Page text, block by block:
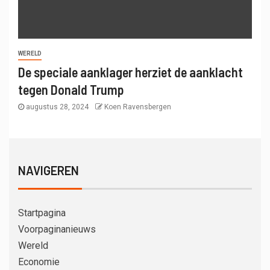
WERELD
De speciale aanklager herziet de aanklacht
tegen Donald Trump
augustus 28, 2024 Koen Ravensbergen
NAVIGEREN
Startpagina
Voorpaginanieuws
Wereld
Economie